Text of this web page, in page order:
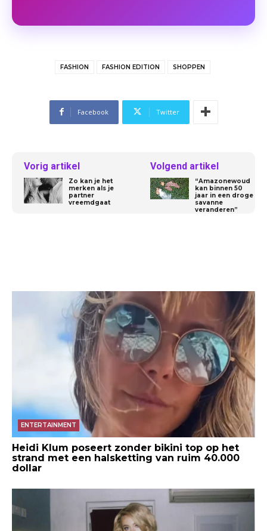
FASHION FASHION EDITION SHOPPEN
Facebook Twitter
Vorig artikel
Zo kan je het
merken als je
partner
vreemdgaat
Volgend artikel
“Amazonewoud
kan binnen 50
jaar in een droge
savanne
veranderen”
ENTERTAINMENT
Heidi Klum poseert zonder bikini top op het
strand met een halsketting van ruim 40.000
dollar